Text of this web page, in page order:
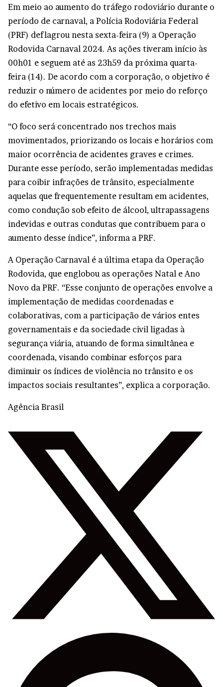
Em meio ao aumento do tráfego rodoviário durante o
período de carnaval, a Polícia Rodoviária Federal
(PRF) deflagrou nesta sexta-feira (9) a Operação
Rodovida Carnaval 2024. As ações tiveram início às
00h01 e seguem até as 23h59 da próxima quarta-
feira (14). De acordo com a corporação, o objetivo é
reduzir o número de acidentes por meio do reforço
do efetivo em locais estratégicos.
“O foco será concentrado nos trechos mais
movimentados, priorizando os locais e horários com
maior ocorrência de acidentes graves e crimes.
Durante esse período, serão implementadas medidas
para coibir infrações de trânsito, especialmente
aquelas que frequentemente resultam em acidentes,
como condução sob efeito de álcool, ultrapassagens
indevidas e outras condutas que contribuem para o
aumento desse índice”, informa a PRF.
A Operação Carnaval é a última etapa da Operação
Rodovida, que englobou as operações Natal e Ano
Novo da PRF. “Esse conjunto de operações envolve a
implementação de medidas coordenadas e
colaborativas, com a participação de vários entes
governamentais e da sociedade civil ligadas à
segurança viária, atuando de forma simultânea e
coordenada, visando combinar esforços para
diminuir os índices de violência no trânsito e os
impactos sociais resultantes”, explica a corporação.
Agência Brasil